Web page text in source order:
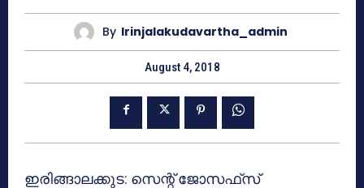
By Irinjalakudavartha_admin
August 4, 2018
ഇരിങ്ങാലക്കുട: സെന്റ് ജോസഫ്‌സ്